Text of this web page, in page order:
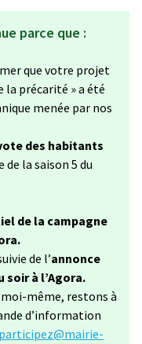
parce que :
que votre projet
la précarité » a été
menée par nos
des habitants
de la saison 5 du
de la campagne
de l’annonce
soir à l’Agora.
même, restons à
d’information
participez@mairie-